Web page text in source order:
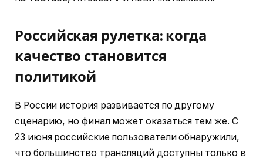
Российская рулетка: когда
качество становится
политикой
В России история развивается по другому
сценарию, но финал может оказаться тем же. С
23 июня российские пользователи обнаружили,
что большинство трансляций доступны только в